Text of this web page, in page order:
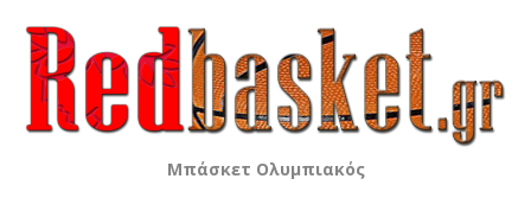
content
Μπάσκετ Ολυμπιακός